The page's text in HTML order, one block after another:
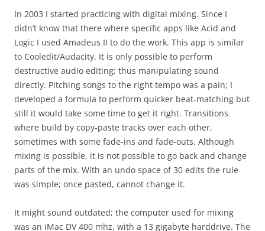
In 2003 I started practicing with digital mixing. Since I
didn’t know that there where specific apps like Acid and
Logic I used Amadeus II to do the work. This app is similar
to Cooledit/Audacity. It is only possible to perform
destructive audio editing; thus manipulating sound
directly. Pitching songs to the right tempo was a pain; I
developed a formula to perform quicker beat-matching but
still it would take some time to get it right. Transitions
where build by copy-paste tracks over each other,
sometimes with some fade-ins and fade-outs. Although
mixing is possible, it is not possible to go back and change
parts of the mix. With an undo space of 30 edits the rule
was simple; once pasted, cannot change it.
It might sound outdated; the computer used for mixing
was an iMac DV 400 mhz, with a 13 gigabyte harddrive. The